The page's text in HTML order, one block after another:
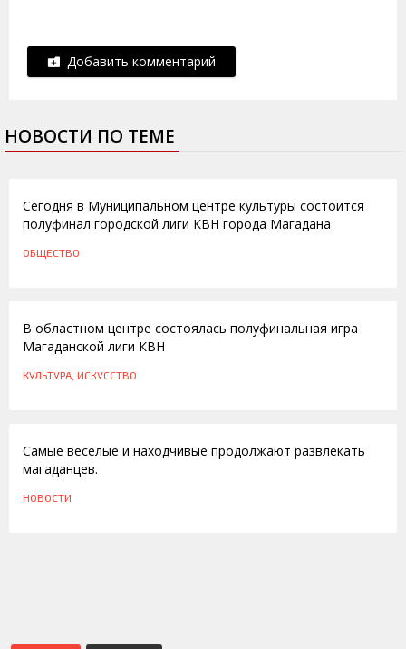
Добавить комментарий
НОВОСТИ ПО ТЕМЕ
Сегодня в Муниципальном центре культуры состоится
полуфинал городской лиги КВН города Магадана
ОБЩЕСТВО
В областном центре состоялась полуфинальная игра
Магаданской лиги КВН
КУЛЬТУРА, ИСКУССТВО
Самые веселые и находчивые продолжают развлекать
магаданцев.
НОВОСТИ